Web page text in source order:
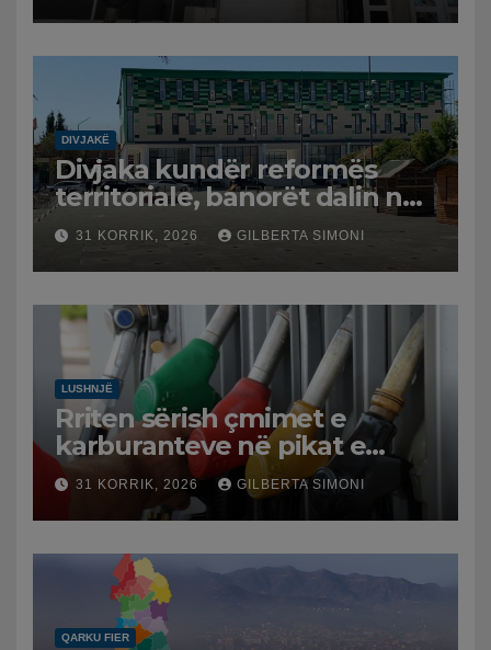
DIVJAKË
Divjaka kundër reformës
territoriale, banorët dalin në
protestë.
31 KORRIK, 2026 GILBERTA SIMONI
LUSHNJË
Rriten sërish çmimet e
karburanteve në pikat e
karburanteve në Lushnjë.
Tensionet në Lindjen e
Mesme shtrenjtojnë naftën
dhe benzinën në vend
31 KORRIK, 2026 GILBERTA SIMONI
QARKU FIER